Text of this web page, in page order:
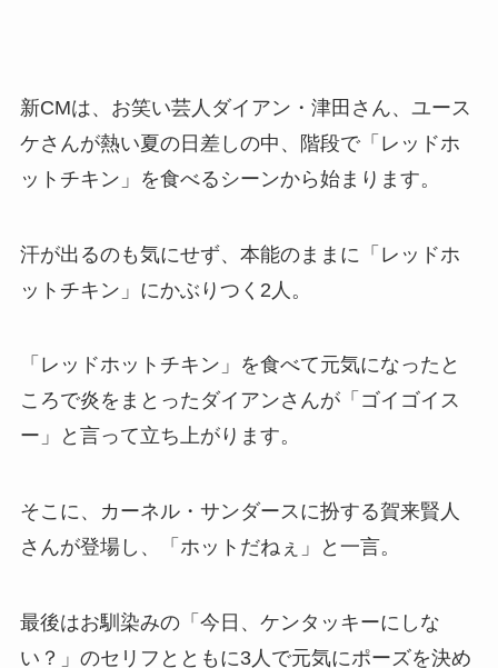
新CMは、お笑い芸人ダイアン・津田さん、ユース
ケさんが熱い夏の日差しの中、階段で「レッドホ
ットチキン」を食べるシーンから始まります。
汗が出るのも気にせず、本能のままに「レッドホ
ットチキン」にかぶりつく2人。
「レッドホットチキン」を食べて元気になったと
ころで炎をまとったダイアンさんが「ゴイゴイス
ー」と言って立ち上がります。
そこに、カーネル・サンダースに扮する賀来賢人
さんが登場し、「ホットだねぇ」と一言。
最後はお馴染みの「今日、ケンタッキーにしな
い？」のセリフとともに3人で元気にポーズを決め